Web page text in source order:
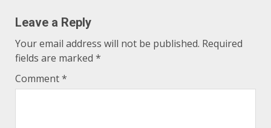
Leave a Reply
Your email address will not be published. Required
fields are marked *
Comment*